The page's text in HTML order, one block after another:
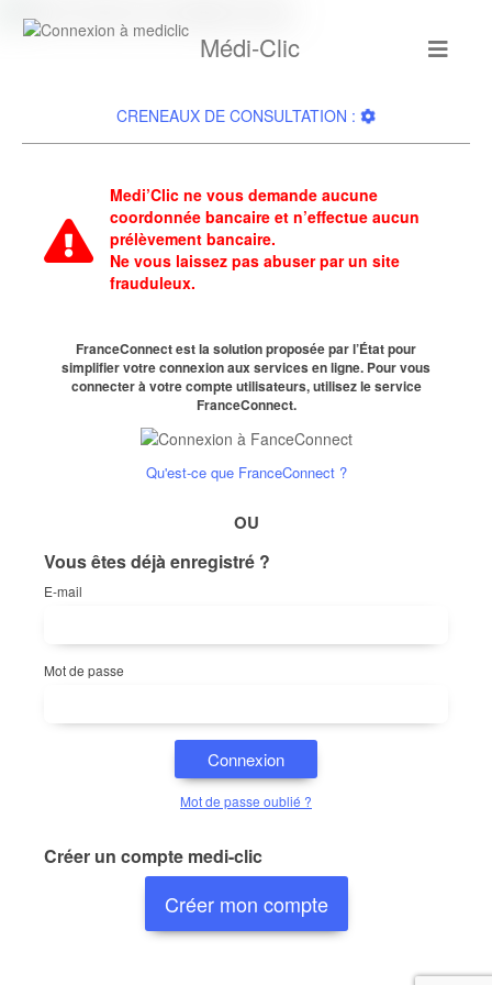
Médi-Clic
CRENEAUX DE CONSULTATION :
Medi’Clic ne vous demande aucune
coordonnée bancaire et n’effectue aucun
prélèvement bancaire.
Ne vous laissez pas abuser par un site
frauduleux.
FranceConnect est la solution proposée par l’État pour
simplifier votre connexion aux services en ligne. Pour vous
connecter à votre compte utilisateurs, utilisez le service
FranceConnect.
Qu'est-ce que FranceConnect ?
OU
Vous êtes déjà enregistré ?
E-mail
Mot de passe
Connexion
Mot de passe oublié ?
Créer un compte medi-clic
Créer mon compte